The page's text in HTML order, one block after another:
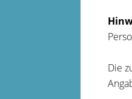
Die